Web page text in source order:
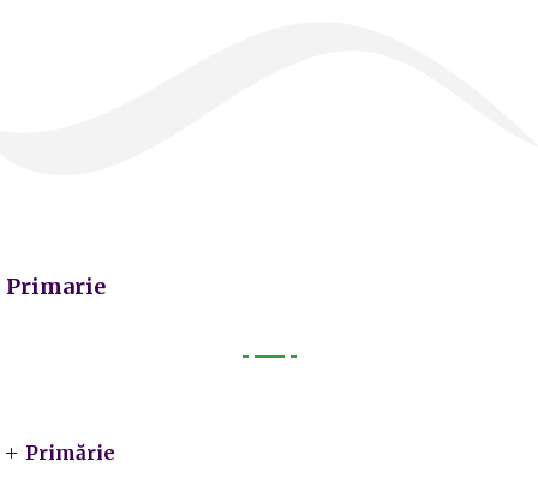
Primarie
Primărie